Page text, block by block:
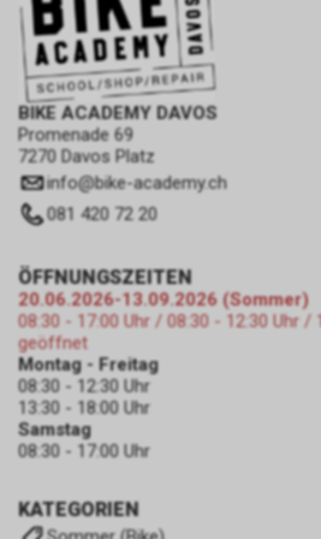
BIKE ACADEMY DAVOS
Promenade 69
7270 Davos Platz
info@bike-academy.ch
081 420 72 20
KATEGORIEN
ÖFFNUNGSZEITEN
20.06.2026-13.09.2026 (Sommer)
08:30 - 17:00 Uhr / 08:30 - 12:30 Uhr /
geöffnet
Montag - Freitag
08:30 - 12:30 Uhr
13:30 - 18:00 Uhr
Samstag
08:30 - 17:00 Uhr